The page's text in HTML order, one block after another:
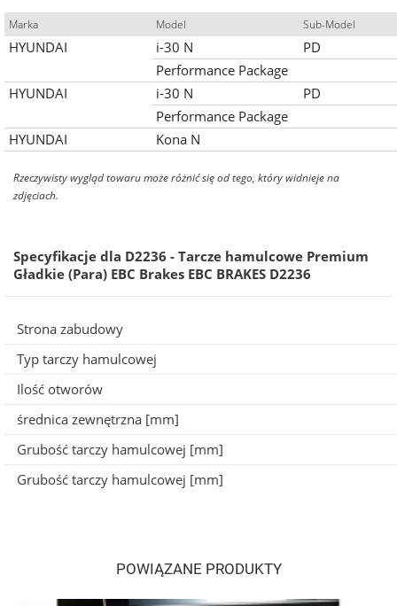
Marka Model Sub-Model
HYUNDAI i-30 N
PD
Performance Package
HYUNDAI
i-30 N
PD
Performance Package
HYUNDAI
Kona N
Rzeczywisty wygląd towaru może różnić się od tego, który widnieje na
zdjęciach.
Specyfikacje dla D2236 - Tarcze hamulcowe Premium
Gładkie (Para) EBC Brakes EBC BRAKES D2236
Strona zabudowy
Typ tarczy hamulcowej
Ilość otworów
średnica zewnętrzna [mm]
Grubość tarczy hamulcowej [mm]
Grubość tarczy hamulcowej [mm]
POWIĄZANE PRODUKTY